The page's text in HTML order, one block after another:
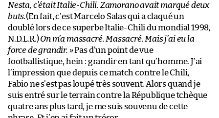
Nesta, c’était Italie-Chili. Zamorano avait marqué deux
buts.(En fait, c’est Marcelo Salas qui a claqué un
doublé lors de ce superbe Italie-Chili du mondial 1998,
N.D.L.R.)On m’a massacré. Massacré. Mais j’ai eu la
force de grandir. »Pas d’un point de vue
footballistique, hein : grandir en tant qu’homme. J’ai
l’impression que depuis ce match contre le Chili,
Fabio ne s’est pas loupé très souvent. Alors quand je
suis entré sur le terrain contre la République tchèque
quatre ans plus tard, je me suis souvenu de cette